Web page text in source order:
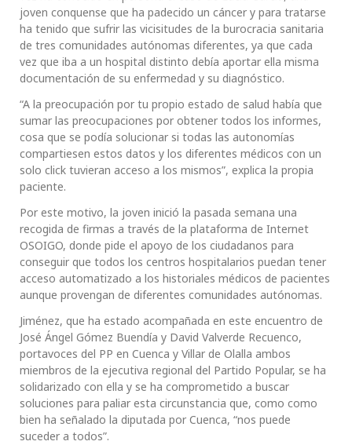
joven conquense que ha padecido un cáncer y para tratarse
ha tenido que sufrir las vicisitudes de la burocracia sanitaria
de tres comunidades autónomas diferentes, ya que cada
vez que iba a un hospital distinto debía aportar ella misma
documentación de su enfermedad y su diagnóstico.
“A la preocupación por tu propio estado de salud había que
sumar las preocupaciones por obtener todos los informes,
cosa que se podía solucionar si todas las autonomías
compartiesen estos datos y los diferentes médicos con un
solo click tuvieran acceso a los mismos”, explica la propia
paciente.
Por este motivo, la joven inició la pasada semana una
recogida de firmas a través de la plataforma de Internet
OSOIGO, donde pide el apoyo de los ciudadanos para
conseguir que todos los centros hospitalarios puedan tener
acceso automatizado a los historiales médicos de pacientes
aunque provengan de diferentes comunidades autónomas.
Jiménez, que ha estado acompañada en este encuentro de
José Ángel Gómez Buendía y David Valverde Recuenco,
portavoces del PP en Cuenca y Villar de Olalla ambos
miembros de la ejecutiva regional del Partido Popular, se ha
solidarizado con ella y se ha comprometido a buscar
soluciones para paliar esta circunstancia que, como como
bien ha señalado la diputada por Cuenca, “nos puede
suceder a todos”.